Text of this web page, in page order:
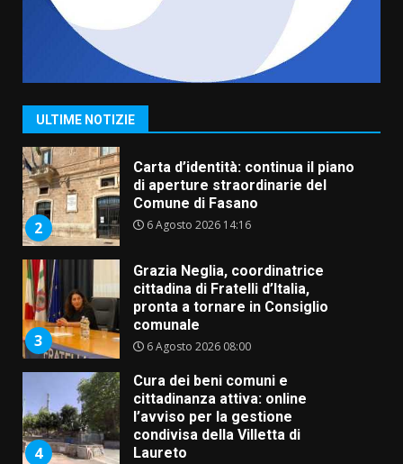
ULTIME NOTIZIE
1
Fasanese ferito a colpi di arma
da fuoco
6 Agosto 2026 18:13
2
Carta d’identità: continua il piano
di aperture straordinarie del
Comune di Fasano
6 Agosto 2026 14:16
3
Grazia Neglia, coordinatrice
cittadina di Fratelli d’Italia,
pronta a tornare in Consiglio
comunale
6 Agosto 2026 08:00
4
Cura dei beni comuni e
cittadinanza attiva: online
l’avviso per la gestione
condivisa della Villetta di
Laureto